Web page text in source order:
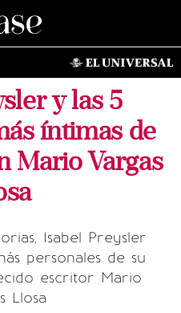
y las 5
íntimas de
Mario Vargas
Isabel Preysler
personales de su
escritor Mario
Llosa